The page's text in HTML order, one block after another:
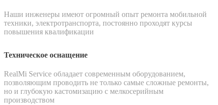
Наши инженеры имеют огромный опыт ремонта мобильной
техники, электротранспорта, постоянно проходят курсы
повышения квалификации
Техническое оснащение
RealMi Service обладает современным оборудованием,
позволяющим проводить не только самые сложные ремонты,
но и глубокую кастомизацию с мелкосерийным
производством